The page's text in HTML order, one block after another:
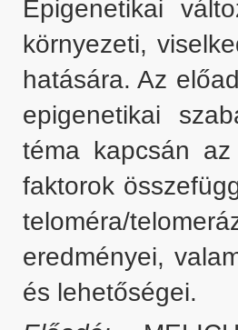
Epigenetikai
környezeti,
hatására. Az
epigenetikai
téma kapcsán
faktorok
teloméra/
eredményei,
és lehetőségei.